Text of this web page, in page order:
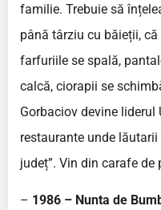
familie. Trebuie să
până târziu cu băieții,
farfuriile se spală,
calcă, ciorapii se
Gorbaciov devine liderul
restaurante unde
județ”. Vin din carafe
– 1986 – Nunta de